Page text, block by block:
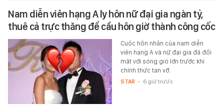
Nam diễn viên hạng A ly hôn nữ đại gia ngàn tỷ,
thuê cả trực thăng để cầu hôn giờ thành công cốc
Cuộc hôn nhân của nam diễn
viên hạng A và nữ đại gia đã đối
mặt với sóng gió lớn trước khi
chính thức tan vỡ.
STAR - 6 giờ trước